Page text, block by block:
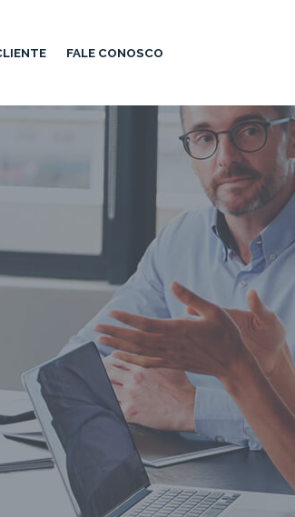
FALE CONOSCO